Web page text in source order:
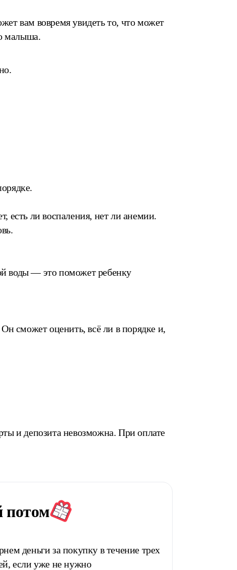
вам вовремя увидеть то, что может
малыша.
есть ли воспаления, нет ли анемии.
воды — это поможет ребенку
сможет оценить, всё ли в порядке и,
и депозита невозможна. При оплате
потом
деньги за покупку в течение трех
если уже не нужно